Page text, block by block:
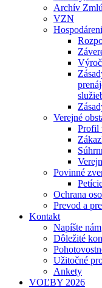
Archív
VZN
Verejné
Profil
Povinné
Ochrana
Prevod a
Kontakt
Napíšte nám
Dôležité
Užitočné
Ankety
VOĽBY 2026